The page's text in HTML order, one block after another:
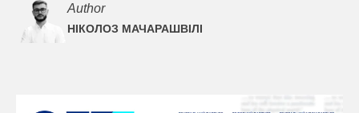
Author
НІКОЛОЗ МАЧАРАШВІЛІ